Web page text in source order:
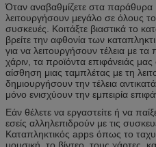
Όταν αναβαθμίζετε στα
λειτουργήσουν μεγάλο σε όλους
συσκευές. Κοιτάξτε βιαστικά το
βρείτε την αφθονία των
για να λειτουργήσουν τέλεια με
χάριν, τα προϊόντα επιφάνειάς
αίσθηση μιας ταμπλέτας με τη
δημιουργήσουν την τέλεια
μόνο ενισχύουν την εμπειρία
Εάν θέλετε να εργαστείτε ή να
εσείς αλληλεπιδρούν με τις
Καταπληκτικός apps όπως το